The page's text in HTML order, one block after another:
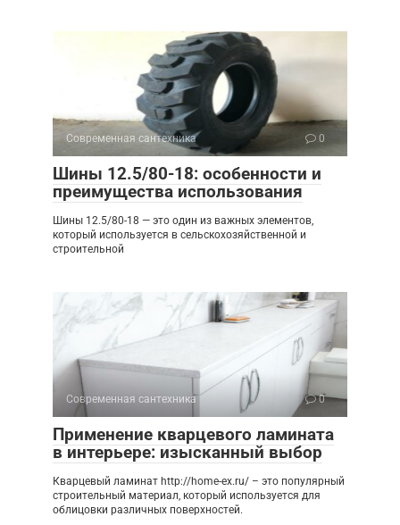
Современная сантехника 0
Шины 12.5/80-18: особенности и
преимущества использования
Шины 12.5/80-18 — это один из важных элементов,
который используется в сельскохозяйственной и
строительной
Современная сантехника 0
Применение кварцевого ламината
в интерьере: изысканный выбор
Кварцевый ламинат http://home-ex.ru/ – это популярный
строительный материал, который используется для
облицовки различных поверхностей.